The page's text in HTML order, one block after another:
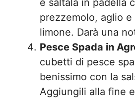
e saltala in padella
prezzemolo, aglio e
limone. Darà una
Pesce Spada in
cubetti di pesce
benissimo con la
Aggiungili alla fine